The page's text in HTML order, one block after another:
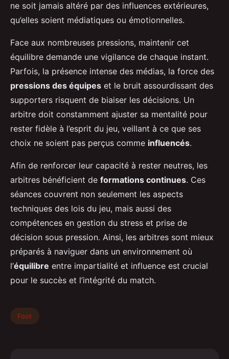
ne soit jamais altéré par des influences extérieures,
qu’elles soient médiatiques ou émotionnelles.
Face aux nombreuses pressions, maintenir cet
équilibre demande une vigilance de chaque instant.
Parfois, la présence intense des médias, la force des
pressions des équipes et le bruit assourdissant des
supporters risquent de biaiser les décisions. Un
arbitre doit constamment ajuster sa mentalité pour
rester fidèle à l’esprit du jeu, veillant à ce que ses
choix ne soient pas perçus comme influencés.
Afin de renforcer leur capacité à rester neutres, les
arbitres bénéficient de formations continues. Ces
séances couvrent non seulement les aspects
techniques des lois du jeu, mais aussi des
compétences en gestion du stress et prise de
décision sous pression. Ainsi, les arbitres sont mieux
préparés à naviguer dans un environnement où
l’équilibre entre impartialité et influence est crucial
pour le succès et l’intégrité du match.
Foot